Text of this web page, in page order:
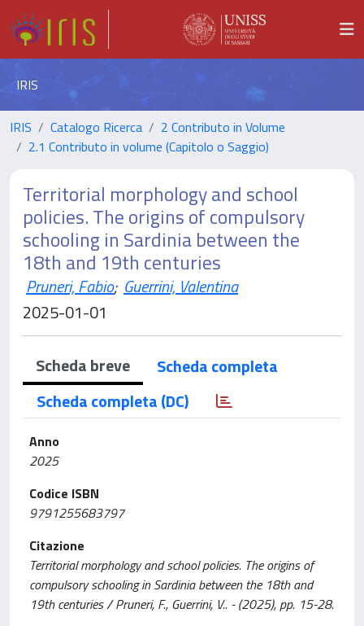
IRIS
IRIS Catalogo Ricerca
2 Contributo in Volume
2.1 Contributo in volume (Capitolo o Saggio)
Territorial morphology and school
policies. The origins of compulsory
schooling in Sardinia between the
18th and 19th centuries
Pruneri, Fabio; Guerrini, Valentina
2025-01-01
Scheda breve
Scheda completa
Scheda completa (DC)
Anno
2025
Codice ISBN
9791255683797
Citazione
Territorial morphology and school policies. The origins of
compulsory schooling in Sardinia between the 18th and
19th centuries / Pruneri, F., Guerrini, V.. - (2025), pp. 15-28.